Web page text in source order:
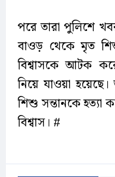
পরে তারা পুলিশে
বাওড় থেকে মৃত
বিশ্বাসকে আটক
নিয়ে যাওয়া
শিশু সন্তানকে হত্যা
বিশ্বাস। #